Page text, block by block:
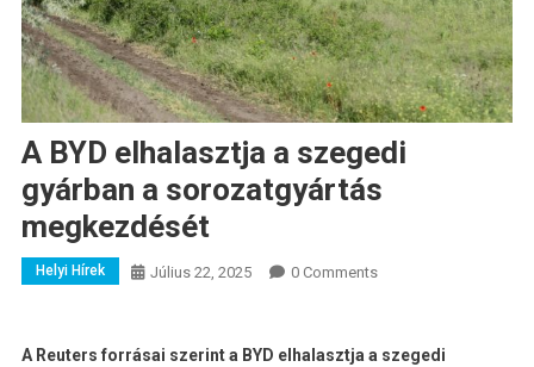
A BYD elhalasztja a szegedi
gyárban a sorozatgyártás
megkezdését
Helyi Hírek Július 22, 2025 0 Comments
A Reuters forrásai szerint a BYD elhalasztja a szegedi